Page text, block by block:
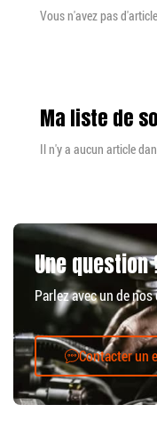
Vous n'avez pas
Ma liste de
Il n'y a aucun article
Une question
Parlez avec un de
Contacter un